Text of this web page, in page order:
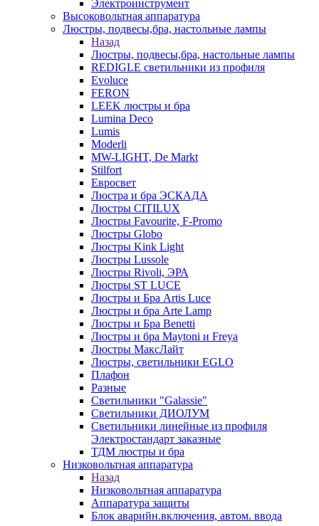
Электроинструмент
Высоковольтная аппаратура
Люстры, подвесы,бра, настольные лампы
Назад
Люстры, подвесы,бра, настольные лампы
REDIGLE светильники из профиля
Evoluce
FERON
LEEK люстры и бра
Lumina Deco
Lumis
Moderli
MW-LIGHT, De Markt
Stilfort
Евросвет
Люстра и бра ЭСКАДА
Люстры CITILUX
Люстры Favourite, F-Promo
Люстры Globo
Люстры Kink Light
Люстры Lussole
Люстры Rivoli, ЭРА
Люстры ST LUCE
Люстры и Бра Artis Luce
Люстры и бра Arte Lamp
Люстры и Бра Benetti
Люстры и бра Maytoni и Freya
Люстры МаксЛайт
Люстры, светильники EGLO
Плафон
Разные
Светильники "Galassie"
Светильники ДИОЛУМ
Светильники линейные из профиля
Электростандарт заказные
ТДМ люстры и бра
Низковольтная аппаратура
Назад
Низковольтная аппаратура
Аппаратура защиты
Блок аварийн.включения, автом. ввода